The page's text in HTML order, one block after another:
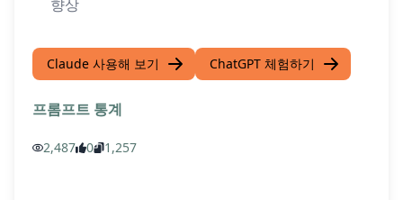
향상
Claude 사용해 보기 ChatGPT 체험하기
프롬프트 통계
2,487 0 1,257